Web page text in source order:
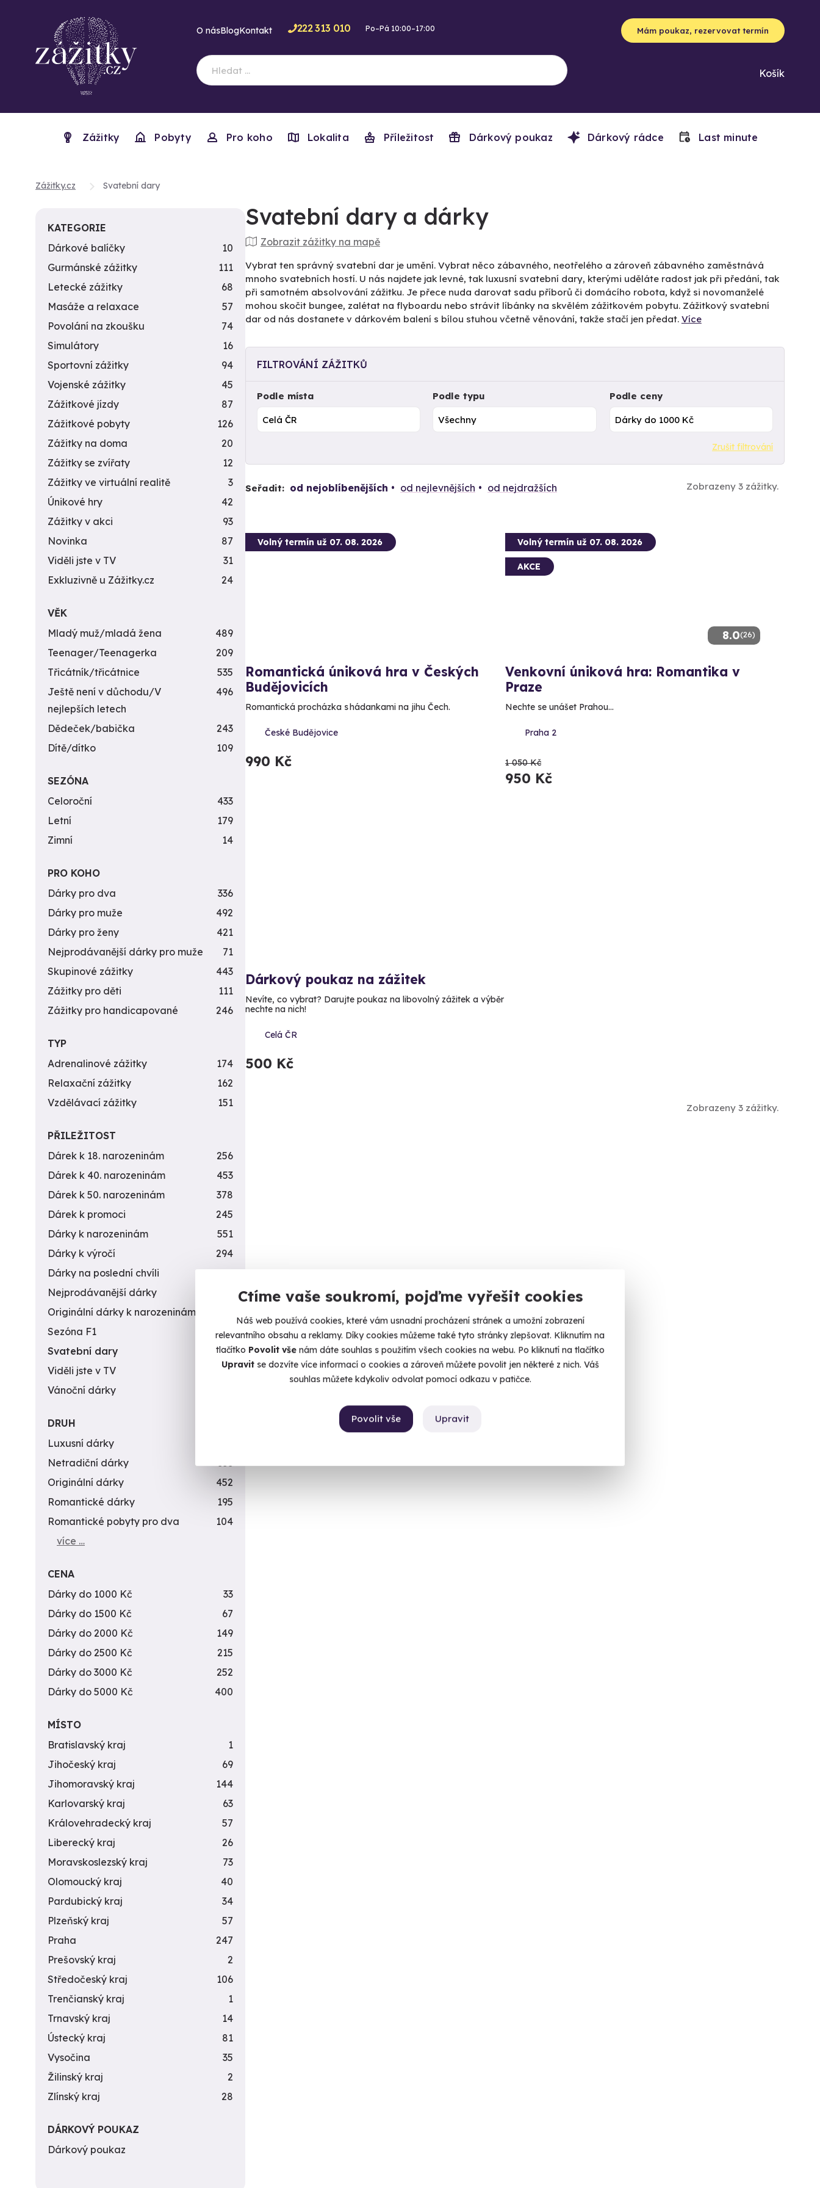
Ctíme vaše soukromí, pojďme vyřešit cookies
Náš web používá cookies, které vám usnadní procházení stránek a umožní zobrazení
relevantního obsahu a reklamy. Díky cookies můžeme také tyto stránky zlepšovat. Kliknutím na
tlačítko Povolit vše nám dáte souhlas s použitím všech cookies na webu. Po kliknutí na tlačítko
Upravitse dozvíte více informací o cookies a zároveň můžete povolit jen některé z nich. Váš
souhlas můžete kdykoliv odvolat pomocí odkazu v patičce.
Upravit
Povolit vše
O násBlogKontakt 222 313 010 Po–Pá 10:00–17:00 Mám poukaz, rezervovat termín
Košík
Zážitky Pobyty Pro koho Lokalita Příležitost Dárkový poukaz Dárkový rádce Last minute
Zážitky.cz Svatební dary
Svatební dary a dárky
Zobrazit zážitky na mapě
Vybrat ten správný svatební dar je umění. Vybrat něco zábavného, neotřelého a zároveň zábavného zaměstnává
mnoho svatebních hostí. U nás najdete jak levné, tak luxusní svatební dary, kterými uděláte radost jak při předání, tak
při samotném absolvování zážitku. Je přece nuda darovat sadu příborů či domácího robota, když si novomanželé
mohou skočit bungee, zalétat na flyboardu nebo strávit líbánky na skvělém zážitkovém pobytu. Zážitkový svatební
dar od nás dostanete v dárkovém balení s bílou stuhou včetně věnování, takže stačí jen předat. Více
FILTROVÁNÍ ZÁŽITKŮ
Podle místa Podle typu Podle ceny
Zrušit filtrování
Seřadit: od nejoblíbenějších od nejlevnějších od nejdražších Zobrazeny 3 zážitky.
Volný termín už 07. 08. 2026
Romantická úniková hra v Českých
Budějovicích
Romantická procházka s hádankami na jihu Čech.
České Budějovice
990 Kč
8.0(26)
Volný termín už 07. 08. 2026
AKCE
Venkovní úniková hra: Romantika v
Praze
Nechte se unášet Prahou...
Praha 2
1 050 Kč
950 Kč
Dárkový poukaz na zážitek
Nevíte, co vybrat? Darujte poukaz na libovolný zážitek a výběr
nechte na nich!
Celá ČR
500 Kč
Zobrazeny 3 zážitky.
KATEGORIE
Dárkové balíčky
10
Gurmánské zážitky
111
Letecké zážitky
68
Masáže a relaxace
57
Povolání na zkoušku
74
Simulátory
16
Sportovní zážitky
94
Vojenské zážitky
45
Zážitkové jízdy
87
Zážitkové pobyty
126
Zážitky na doma
20
Zážitky se zvířaty
12
Zážitky ve virtuální realitě
3
Únikové hry
42
Zážitky v akci
93
Novinka
87
Viděli jste v TV
31
Exkluzivně u Zážitky.cz
24
VĚK
Mladý muž/mladá žena
489
Teenager/Teenagerka
209
Třicátník/třicátnice
535
Ještě není v důchodu/V
nejlepších letech
496
Dědeček/babička
243
Dítě/dítko
109
SEZÓNA
Celoroční
433
Letní
179
Zimní
14
PRO KOHO
Dárky pro dva
336
Dárky pro muže
492
Dárky pro ženy
421
Nejprodávanější dárky pro muže
71
Skupinové zážitky
443
Zážitky pro děti
111
Zážitky pro handicapované
246
TYP
Adrenalinové zážitky
174
Relaxační zážitky
162
Vzdělávací zážitky
151
PŘILEŽITOST
Dárek k 18. narozeninám
256
Dárek k 40. narozeninám
453
Dárek k 50. narozeninám
378
Dárek k promoci
245
Dárky k narozeninám
551
Dárky k výročí
294
Dárky na poslední chvíli
450
Nejprodávanější dárky
Originální dárky k narozeninám
Sezóna F1
4
Svatební dary
196
Viděli jste v TV
31
Vánoční dárky
DRUH
Luxusní dárky
Netradiční dárky
353
Originální dárky
452
Romantické dárky
195
Romantické pobyty pro dva
104
více …
CENA
Dárky do 1000 Kč
33
Dárky do 1500 Kč
67
Dárky do 2000 Kč
149
Dárky do 2500 Kč
215
Dárky do 3000 Kč
252
Dárky do 5000 Kč
400
MÍSTO
Bratislavský kraj
1
Jihočeský kraj
69
Jihomoravský kraj
144
Karlovarský kraj
63
Královehradecký kraj
57
Liberecký kraj
26
Moravskoslezský kraj
73
Olomoucký kraj
40
Pardubický kraj
34
Plzeňský kraj
57
Praha
247
Prešovský kraj
2
Středočeský kraj
106
Trenčianský kraj
1
Trnavský kraj
14
Ústecký kraj
81
Vysočina
35
Žilinský kraj
2
Zlínský kraj
28
DÁRKOVÝ POUKAZ
Dárkový poukaz